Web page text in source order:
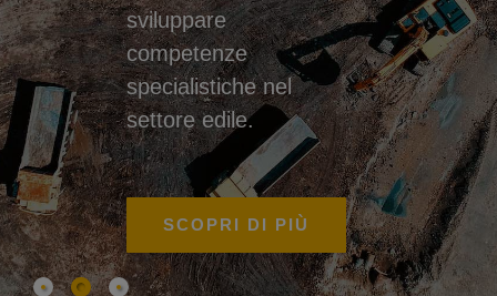
sviluppare
competenze
specialistiche nel
settore edile.
SCOPRI DI PIÙ